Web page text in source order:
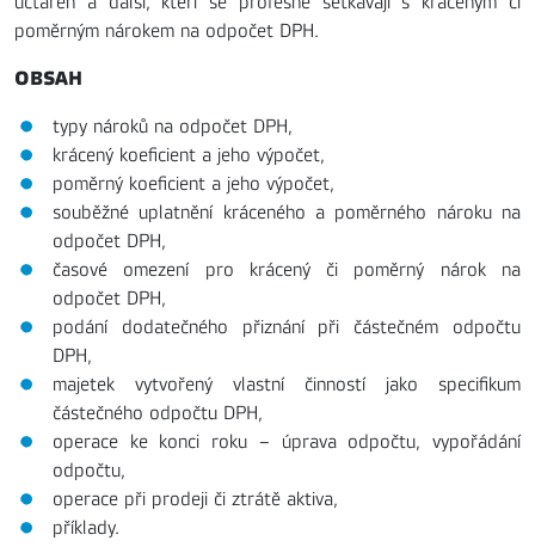
poměrným nárokem na odpočet DPH.
OBSAH
typy nároků na odpočet DPH,
krácený koeficient a jeho výpočet,
poměrný koeficient a jeho výpočet,
souběžné uplatnění kráceného a poměrného nároku na
odpočet DPH,
časové omezení pro krácený či poměrný nárok na
odpočet DPH,
podání dodatečného přiznání při částečném odpočtu
DPH,
majetek vytvořený vlastní činností jako specifikum
částečného odpočtu DPH,
operace ke konci roku – úprava odpočtu, vypořádání
odpočtu,
operace při prodeji či ztrátě aktiva,
příklady.